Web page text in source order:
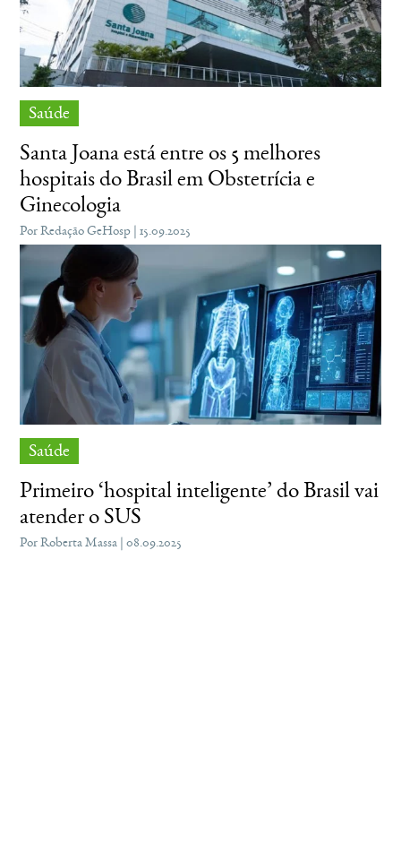
Saúde
Santa Joana está entre os 5 melhores
hospitais do Brasil em Obstetrícia e
Ginecologia
Por Redação GeHosp | 15.09.2025
Saúde
Primeiro ‘hospital inteligente’ do Brasil vai
atender o SUS
Por Roberta Massa | 08.09.2025